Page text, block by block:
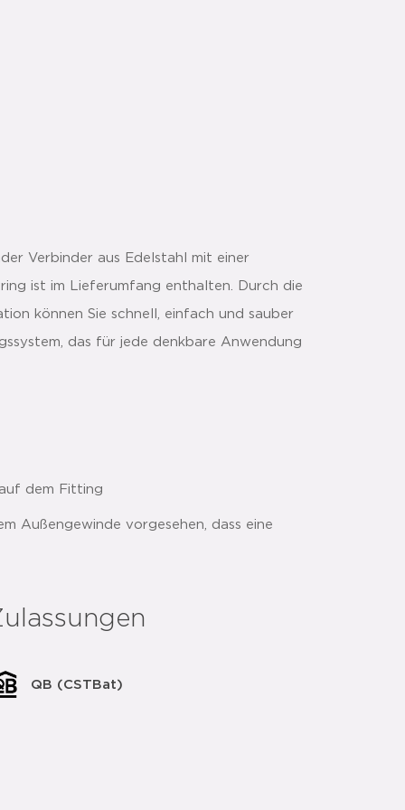
Verbinder aus Edelstahl mit einer
ist im Lieferumfang enthalten. Durch die
können Sie schnell, einfach und sauber
das für jede denkbare Anwendung
dem Fitting
Außengewinde vorgesehen, dass eine
werden kann.
geeignete Außengewinde (G-Gewinde)
den richtigen Sitz der Flachdichtung
QB (CSTBat)